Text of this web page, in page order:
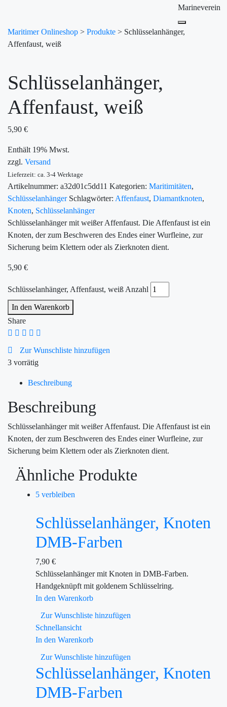
Marineverein
Maritimer Onlineshop > Produkte > Schlüsselanhänger,
Affenfaust, weiß
Schlüsselanhänger,
Affenfaust, weiß
5,90 €
Enthält 19% Mwst.
zzgl. Versand
Lieferzeit: ca. 3-4 Werktage
Artikelnummer: a32d01c5dd11 Kategorien: Maritimitäten,
Schlüsselanhänger Schlagwörter: Affenfaust, Diamantknoten,
Knoten, Schlüsselanhänger
Schlüsselanhänger mit weißer Affenfaust. Die Affenfaust ist ein
Knoten, der zum Beschweren des Endes einer Wurfleine, zur
Sicherung beim Klettern oder als Zierknoten dient.
5,90 €
Schlüsselanhänger, Affenfaust, weiß Anzahl
In den Warenkorb
Share
Zur Wunschliste hinzufügen
3 vorrätig
Beschreibung
Beschreibung
Schlüsselanhänger mit weißer Affenfaust. Die Affenfaust ist ein
Knoten, der zum Beschweren des Endes einer Wurfleine, zur
Sicherung beim Klettern oder als Zierknoten dient.
Ähnliche Produkte
5 verbleiben
Schlüsselanhänger, Knoten
DMB-Farben
7,90 €
Schlüsselanhänger mit Knoten in DMB-Farben.
Handgeknüpft mit goldenem Schlüsselring.
In den Warenkorb
Zur Wunschliste hinzufügen
Schnellansicht
In den Warenkorb
Zur Wunschliste hinzufügen
Schlüsselanhänger, Knoten
DMB-Farben